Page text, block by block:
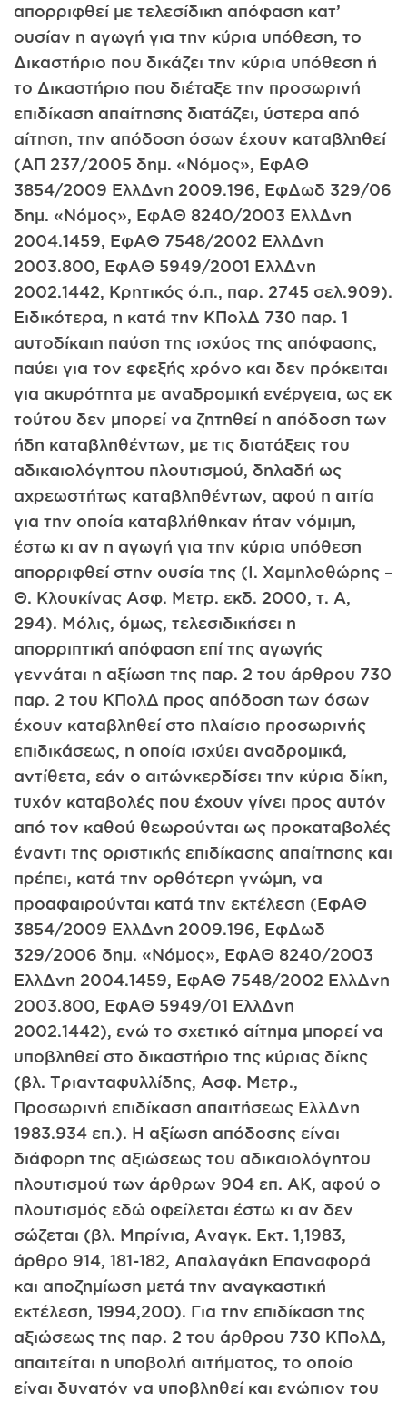
απορριφθεί με τελεσίδικη απόφαση κατ’
ουσίαν η αγωγή για την κύρια υπόθεση, το
Δικαστήριο που δικάζει την κύρια υπόθεση ή
το Δικαστήριο που διέταξε την προσωρινή
επιδίκαση απαίτησης διατάζει, ύστερα από
αίτηση, την απόδοση όσων έχουν καταβληθεί
(ΑΠ 237/2005 δημ. «Νόμος», ΕφΑΘ
3854/2009 ΕλλΔνη 2009.196, ΕφΔωδ 329/06
δημ. «Νόμος», ΕφΑΘ 8240/2003 ΕλλΔνη
2004.1459, ΕφΑΘ 7548/2002 ΕλλΔνη
2003.800, ΕφΑΘ 5949/2001 ΕλλΔνη
2002.1442, Κρητικός ό.π., παρ. 2745 σελ.909).
Ειδικότερα, η κατά την ΚΠολΔ 730 παρ. 1
αυτοδίκαιη παύση της ισχύος της απόφασης,
παύει για τον εφεξής χρόνο και δεν πρόκειται
για ακυρότητα με αναδρομική ενέργεια, ως εκ
τούτου δεν μπορεί να ζητηθεί η απόδοση των
ήδη καταβληθέντων, με τις διατάξεις του
αδικαιολόγητου πλουτισμού, δηλαδή ως
αχρεωστήτως καταβληθέντων, αφού η αιτία
για την οποία καταβλήθηκαν ήταν νό­μιμη,
έστω κι αν η αγωγή για την κύρια υπόθεση
απορριφθεί στην ουσία της (I. Χαμηλοθώρης –
Θ. Κλουκίνας Ασφ. Μετρ. εκδ. 2000, τ. Α,
294). Μόλις, όμως, τελεσιδικήσει η
απορριπτική απόφαση επί της αγωγής
γεννάται η αξίωση της παρ. 2 του άρθρου 730
παρ. 2 του ΚΠολΔ προς απόδοση των όσων
έχουν καταβληθεί στο πλαίσιο προσωρινής
επιδικάσεως, η οποία ισχύει αναδρομικά,
αντίθετα, εάν ο αιτώνκερδίσει την κύρια δίκη,
τυχόν καταβολές που έχουν γίνει προς αυτόν
από τον καθού θεωρούνται ως προκαταβολές
έναντι της οριστικής επιδίκασης απαίτησης και
πρέπει, κατά την ορθότερη γνώμη, να
προαφαιρούνται κατά την εκτέλεση (ΕφΑΘ
3854/2009 ΕλλΔνη 2009.196, ΕφΔωδ
329/2006 δημ. «Νόμος», ΕφΑΘ 8240/2003
ΕλλΔνη 2004.1459, ΕφΑΘ 7548/2002 ΕλλΔνη
2003.800, ΕφΑΘ 5949/01 ΕλλΔνη
2002.1442), ενώ το σχετικό αίτημα μπορεί να
υποβληθεί στο δικαστήριο της κύριας δίκης
(βλ. Τριανταφυλλίδης, Ασφ. Μετρ.,
Προσωρινή επιδίκαση απαιτήσεως ΕλλΔνη
1983.934 επ.). Η αξίωση απόδοσης είναι
διάφορη της αξιώσεως του αδικαιο­λόγητου
πλουτισμού των άρθρων 904 επ. ΑΚ, αφού ο
πλουτισμός εδώ οφείλεται έστω κι αν δεν
σώζεται (βλ. Μπρίνια, Αναγκ. Εκτ. 1,1983,
άρθρο 914, 181-182, Απαλαγάκη Επαναφορά
και αποζημί­ωση μετά την αναγκαστική
εκτέλεση, 1994,200). Για την επιδίκαση της
αξιώσεως της παρ. 2 του άρθρου 730 ΚΠολΔ,
απαιτείται η υπο­βολή αιτήματος, το οποίο
είναι δυνατόν να υποβληθεί και ενώπιον του